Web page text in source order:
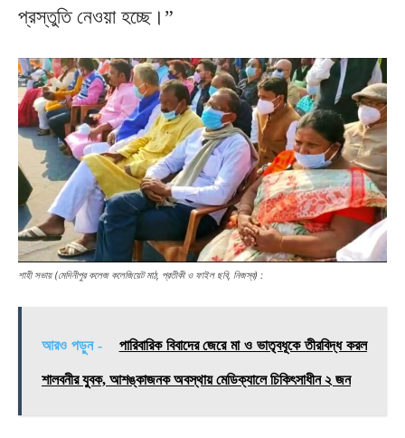
প্রস্তুতি নেওয়া হচ্ছে।”
শাহী সভায় (মেদিনীপুর কলেজ কলেজিয়েট মাঠ, প্রতীকী ও ফাইল ছবি, নিজস্ব) :
আরও পড়ুন - পারিবারিক বিবাদের জেরে মা ও ভাতৃবধূকে তীরবিদ্ধ করল
শালবনীর যুবক, আশঙ্কাজনক অবস্থায় মেডিক্যালে চিকিৎসাধীন ২ জন